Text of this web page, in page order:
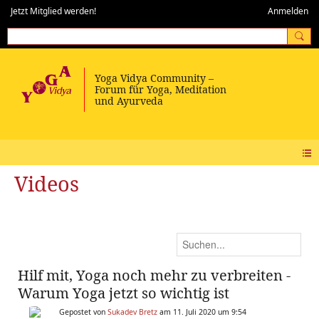
Jetzt Mitglied werden! Anmelden
Videos
Hilf mit, Yoga noch mehr zu verbreiten -
Warum Yoga jetzt so wichtig ist
Gepostet von Sukadev Bretz am 11. Juli 2020 um 9:54